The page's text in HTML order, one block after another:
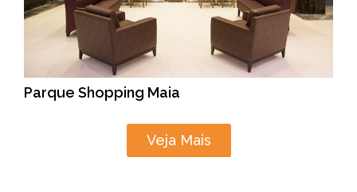
Parque Shopping Maia
Veja Mais